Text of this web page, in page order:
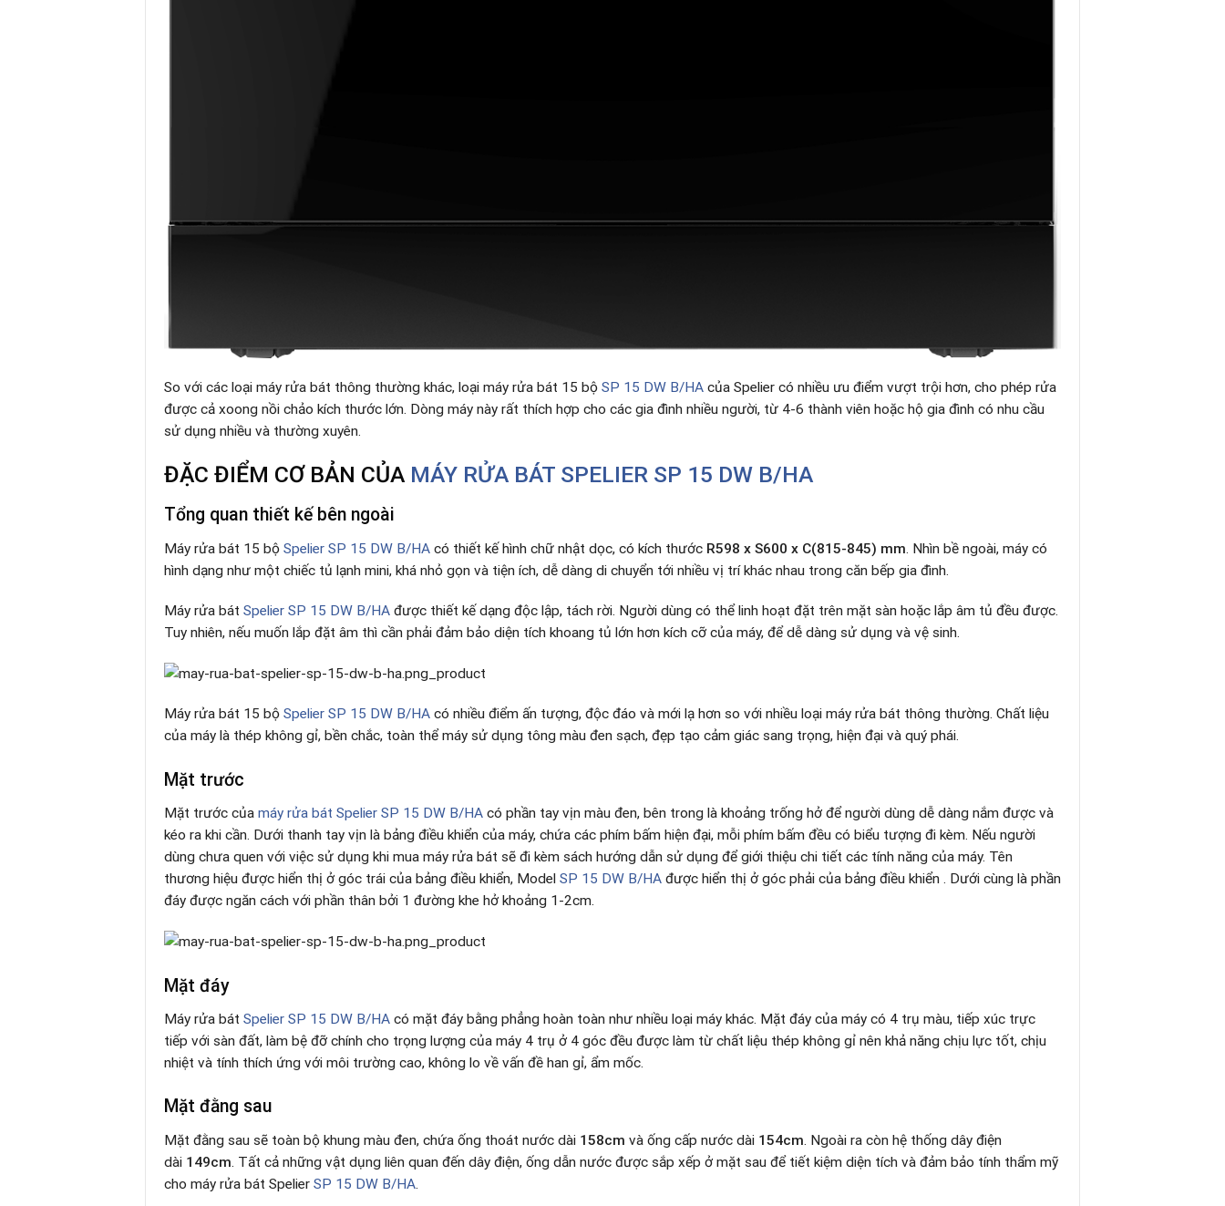
So với các loại máy rửa bát thông thường khác, loại máy rửa bát 15 bộ SP 15 DW B/HA của Spelier có nhiều ưu điểm vượt trội hơn, cho phép rửa
được cả xoong nồi chảo kích thước lớn. Dòng máy này rất thích hợp cho các gia đình nhiều người, từ 4-6 thành viên hoặc hộ gia đình có nhu cầu
sử dụng nhiều và thường xuyên.
ĐẶC ĐIỂM CƠ BẢN CỦA MÁY RỬA BÁT SPELIER SP 15 DW B/HA
Tổng quan thiết kế bên ngoài
Máy rửa bát 15 bộ Spelier SP 15 DW B/HA có thiết kế hình chữ nhật dọc, có kích thước R598 x S600 x C(815-845) mm. Nhìn bề ngoài, máy có
hình dạng như một chiếc tủ lạnh mini, khá nhỏ gọn và tiện ích, dễ dàng di chuyển tới nhiều vị trí khác nhau trong căn bếp gia đình.
Máy rửa bát Spelier SP 15 DW B/HA được thiết kế dạng độc lập, tách rời. Người dùng có thể linh hoạt đặt trên mặt sàn hoặc lắp âm tủ đều được.
Tuy nhiên, nếu muốn lắp đặt âm thì cần phải đảm bảo diện tích khoang tủ lớn hơn kích cỡ của máy, để dễ dàng sử dụng và vệ sinh.
Máy rửa bát 15 bộ Spelier SP 15 DW B/HA có nhiều điểm ấn tượng, độc đáo và mới lạ hơn so với nhiều loại máy rửa bát thông thường. Chất liệu
của máy là thép không gỉ, bền chắc, toàn thể máy sử dụng tông màu đen sạch, đẹp tạo cảm giác sang trọng, hiện đại và quý phái.
Mặt trước
Mặt trước của máy rửa bát Spelier SP 15 DW B/HA có phần tay vịn màu đen, bên trong là khoảng trống hở để người dùng dễ dàng nắm được và
kéo ra khi cần. Dưới thanh tay vịn là bảng điều khiển của máy, chứa các phím bấm hiện đại, mỗi phím bấm đều có biểu tượng đi kèm. Nếu người
dùng chưa quen với việc sử dụng khi mua máy rửa bát sẽ đi kèm sách hướng dẫn sử dụng để giới thiệu chi tiết các tính năng của máy. Tên
thương hiệu được hiển thị ở góc trái của bảng điều khiển, Model SP 15 DW B/HA được hiển thị ở góc phải của bảng điều khiển . Dưới cùng là phần
đáy được ngăn cách với phần thân bởi 1 đường khe hở khoảng 1-2cm.
Mặt đáy
Máy rửa bát Spelier SP 15 DW B/HA có mặt đáy bằng phẳng hoàn toàn như nhiều loại máy khác. Mặt đáy của máy có 4 trụ màu, tiếp xúc trực
tiếp với sàn đất, làm bệ đỡ chính cho trọng lượng của máy 4 trụ ở 4 góc đều được làm từ chất liệu thép không gỉ nên khả năng chịu lực tốt, chịu
nhiệt và tính thích ứng với môi trường cao, không lo về vấn đề han gỉ, ẩm mốc.
Mặt đằng sau
Mặt đằng sau sẽ toàn bộ khung màu đen, chứa ống thoát nước dài 158cm và ống cấp nước dài 154cm. Ngoài ra còn hệ thống dây điện
dài 149cm. Tất cả những vật dụng liên quan đến dây điện, ống dẫn nước được sắp xếp ở mặt sau để tiết kiệm diện tích và đảm bảo tính thẩm mỹ
cho máy rửa bát Spelier SP 15 DW B/HA.